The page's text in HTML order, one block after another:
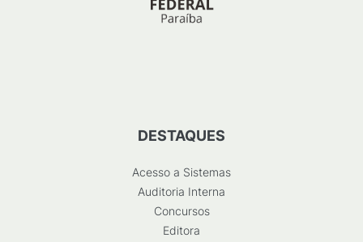
DESTAQUES
Acesso a Sistemas
Auditoria Interna
Concursos
Editora